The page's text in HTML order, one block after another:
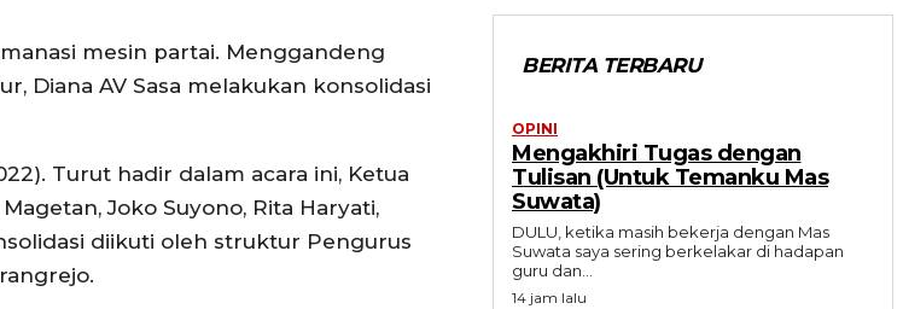
mesin partai. Menggandeng
Diana AV Sasa melakukan konsolidasi
Turut hadir dalam acara ini, Ketua
Joko Suyono, Rita Haryati,
diikuti oleh struktur Pengurus
BERITA TERBARU
OPINI
Mengakhiri Tugas dengan
Tulisan (Untuk Temanku Mas
Suwata)
DULU, ketika masih bekerja dengan Mas
Suwata saya sering berkelakar di hadapan
guru dan...
14 jam lalu